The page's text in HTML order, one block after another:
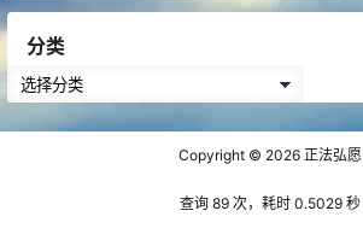
分类
分
类
Copyright © 2026 正法弘愿
查询 89 次，耗时 0.5029 秒